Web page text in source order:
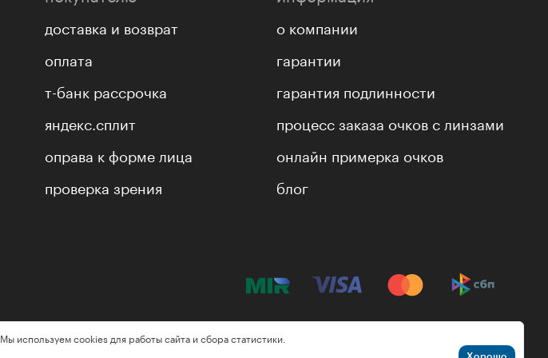
доставка и возврат
оплата
т-банк рассрочка
яндекс.сплит
оправа к форме лица
проверка зрения
о компании
гарантии
гарантия подлинности
процесс заказа очков с линзами
онлайн примерка очков
блог
Мы используем cookies для работы сайта и сбора статистики.
Хорошо